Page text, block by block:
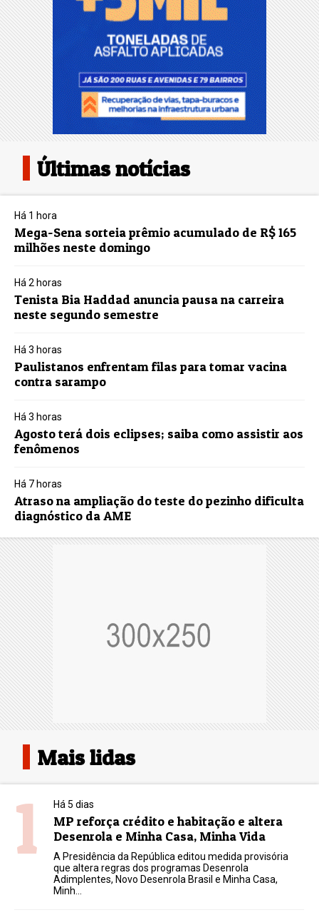
Últimas notícias
Há 1 hora
Mega-Sena sorteia prêmio acumulado de R$ 165
milhões neste domingo
Há 2 horas
Tenista Bia Haddad anuncia pausa na carreira
neste segundo semestre
Há 3 horas
Paulistanos enfrentam filas para tomar vacina
contra sarampo
Há 3 horas
Agosto terá dois eclipses; saiba como assistir aos
fenômenos
Há 7 horas
Atraso na ampliação do teste do pezinho dificulta
diagnóstico da AME
Mais lidas
1 Há 5 dias
MP reforça crédito e habitação e altera
Desenrola e Minha Casa, Minha Vida
A Presidência da República editou medida provisória
que altera regras dos programas Desenrola
Adimplentes, Novo Desenrola Brasil e Minha Casa,
Minh...